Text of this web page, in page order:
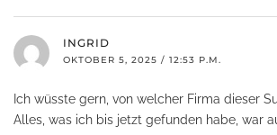
INGRID
OKTOBER 5, 2025 / 12:53 P.M.
Ich wüsste gern, von welcher Firma dieser
Alles, was ich bis jetzt gefunden habe, war